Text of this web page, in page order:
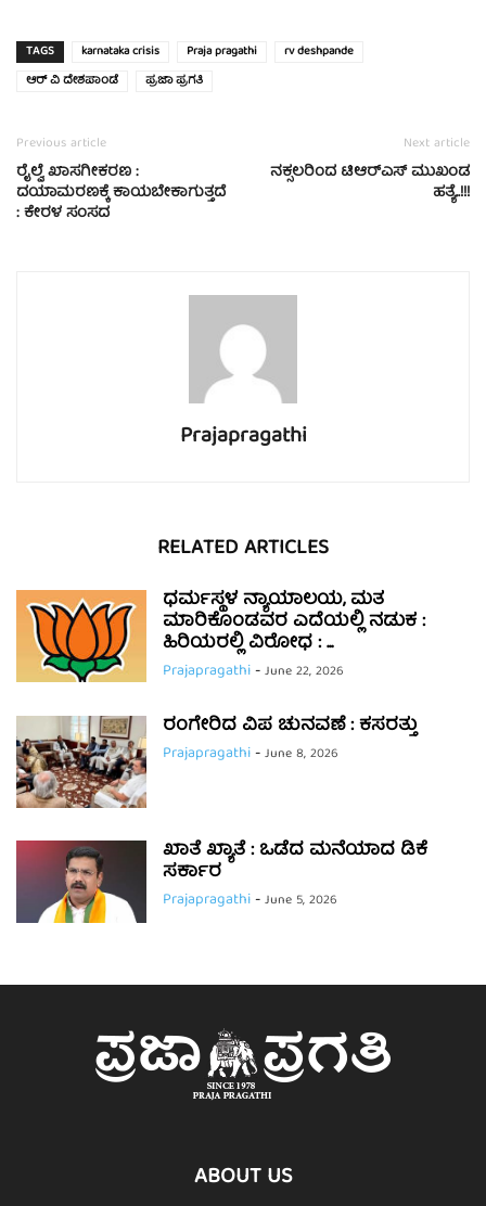
TAGS karnataka crisis Praja pragathi
rv deshpande
ಆರ್ ವಿ ದೇಶಪಾಂಡೆ
ಪ್ರಜಾ ಪ್ರಗತಿ
Previous article
ರೈಲ್ವೆ ಖಾಸಗೀಕರಣ :
ದಯಾಮರಣಕ್ಕೆ ಕಾಯಬೇಕಾಗುತ್ತದೆ
: ಕೇರಳ ಸಂಸದ
Next article
ನಕ್ಸಲರಿಂದ ಟಿಆರ್‌ಎಸ್‌ ಮುಖಂಡ
ಹತ್ಯೆ..!!!
Prajapragathi
RELATED ARTICLES
ಧರ್ಮಸ್ಥಳ ನ್ಯಾಯಾಲಯ, ಮತ
ಮಾರಿಕೊಂಡವರ ಎದೆಯಲ್ಲಿ ನಡುಕ :
ಹಿರಿಯರಲ್ಲಿ ವಿರೋಧ : ...
Prajapragathi-June 22, 2026
ರಂಗೇರಿದ ವಿಪ ಚುನವಣೆ : ಕಸರತ್ತು
Prajapragathi-June 8, 2026
ಖಾತೆ ಖ್ಯಾತೆ : ಒಡೆದ ಮನೆಯಾದ ಡಿಕೆ
ಸರ್ಕಾರ
Prajapragathi-June 5, 2026
ABOUT US